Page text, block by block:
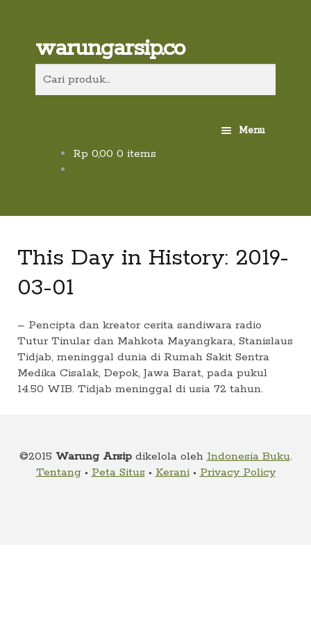
Skip
to
navigation
Skip
to
content
warungarsip.co
untuk:
Cari
Menu
Beranda
Foto
Suvenir
Cari Arsip
Expand
Rekening
Rp 0,00 0 items
This Day in History: 2019-
03-01
– Pencipta dan kreator cerita sandiwara radio
Tutur Tinular dan Mahkota Mayangkara, Stanislaus
Tidjab, meninggal dunia di Rumah Sakit Sentra
Medika Cisalak, Depok, Jawa Barat, pada pukul
14.50 WIB. Tidjab meninggal di usia 72 tahun.
©2015 Warung Arsipdikelola olehIndonesia Buku.
Tentang•Peta Situs•Kerani•Privacy Policy